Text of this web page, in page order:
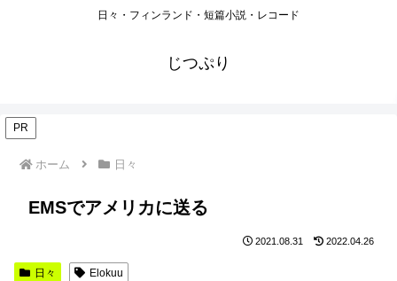
日々・フィンランド・短篇小説・レコード
じつぷり
PR
ホーム 日々
EMSでアメリカに送る
2021.08.31 2022.04.26
日々 Elokuu